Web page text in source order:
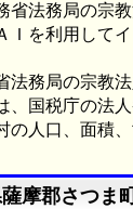
省法務局の宗
Ｉを利用して
法務局の宗教
、国税庁の法
の人口、面積
薩摩郡さつ